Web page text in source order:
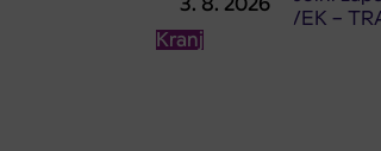
ceste ČEŠNJEVEK –
Kranj